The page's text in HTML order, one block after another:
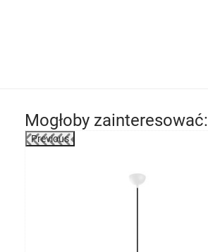
Mogłoby zainteresować:
Previous